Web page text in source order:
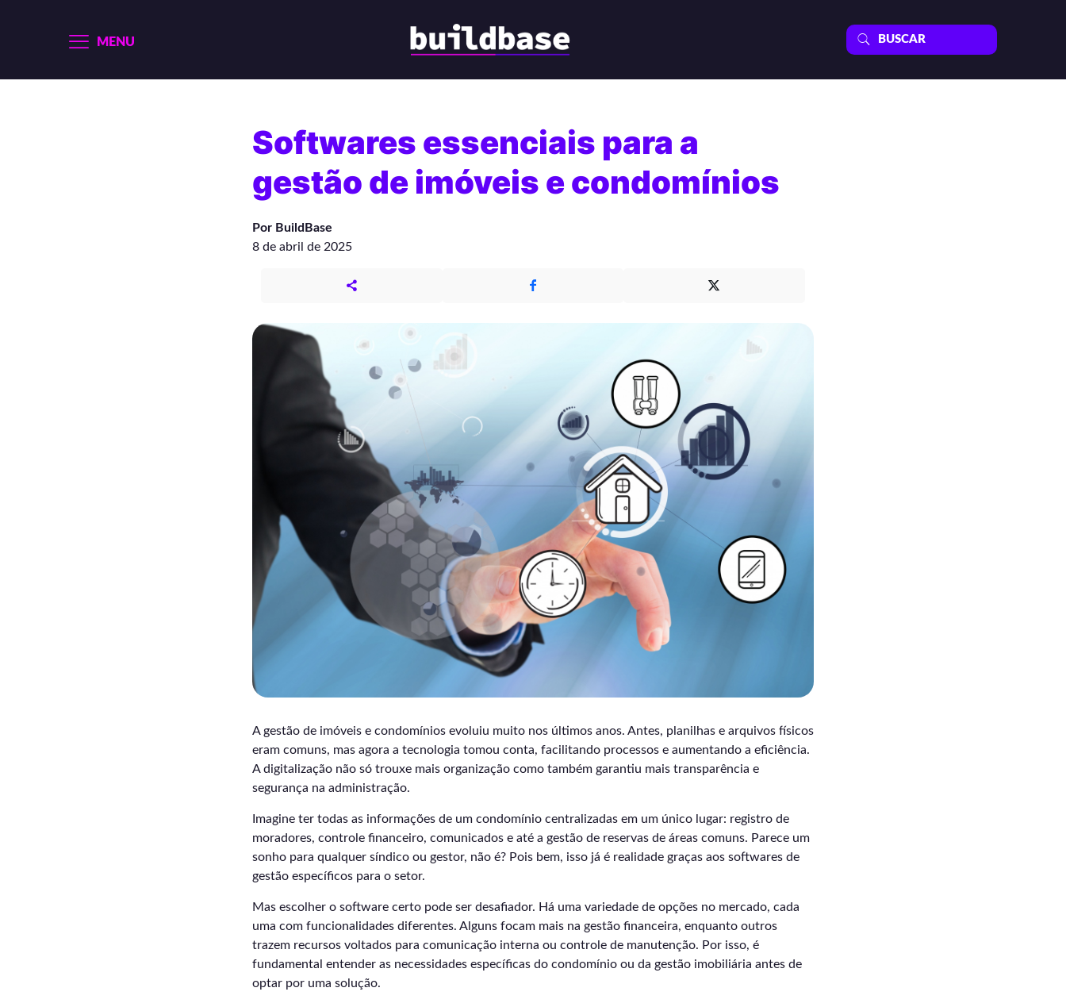
MENU
Softwares essenciais para a
gestão de imóveis e condomínios
Por BuildBase
8 de abril de 2025
A gestão de imóveis e condomínios evoluiu muito nos últimos anos. Antes, planilhas e arquivos físicos
eram comuns, mas agora a tecnologia tomou conta, facilitando processos e aumentando a eficiência.
A digitalização não só trouxe mais organização como também garantiu mais transparência e
segurança na administração.
Imagine ter todas as informações de um condomínio centralizadas em um único lugar: registro de
moradores, controle financeiro, comunicados e até a gestão de reservas de áreas comuns. Parece um
sonho para qualquer síndico ou gestor, não é? Pois bem, isso já é realidade graças aos softwares de
gestão específicos para o setor.
Mas escolher o software certo pode ser desafiador. Há uma variedade de opções no mercado, cada
uma com funcionalidades diferentes. Alguns focam mais na gestão financeira, enquanto outros
trazem recursos voltados para comunicação interna ou controle de manutenção. Por isso, é
fundamental entender as necessidades específicas do condomínio ou da gestão imobiliária antes de
optar por uma solução.